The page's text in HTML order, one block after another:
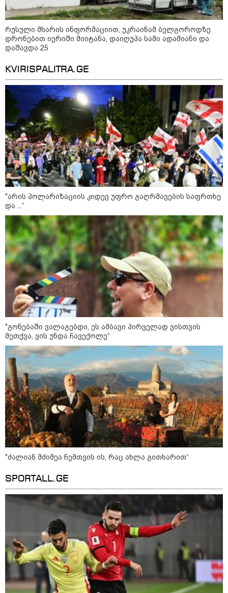
კატეგორიის ყველა სიახლე
უნცია ოქრო დღიურად 101
დოლარით გაძვირდა - რა ღირს
გრამი საქართველოში?
„ტურისტების შემცირების მთავარი
მიზეზი ალბათ, ის პრორუსული,
პროჩინური, პროირანული
ატარებს“ - ცოტნე ჯაფარიძე
„გაჩნდა მოთხოვნა სააგარაკე
მიწის ნაკვეთებზე“ - როგორ
იცვლება უძრავი ქონების ბაზარი
კონფლიქტები
12:46 / 07-08-2026
ოკუპირებულ აფხაზეთში საწვავის
დეფიციტია, კილომეტრიანი რიგები და
შეზღუდვა საწვავის ჩასხმაზე - რა
ინფორმაციას აქვეყნებს "დემოკრატიის
კვლევის ინსტიტუტი“
რუსული მხარის ინფორმაციით, უკრაინამ ბელგოროდზე
დრონებით იერიში მიიტანა, დაიღუპა სამი ადამიანი და
დაშავდა 25
KVIRISPALITRA.GE
"არის პოლარიზაციის კიდევ უფრო გაღრმავების საფრთხე
და ...“
"გონებაში ვალაგებდი, ეს ამბავი პირველად ვისთვის
მეთქვა, ვის უნდა ჩავექოლე“
"ძალიან მძიმეა ჩემთვის ის, რაც ახლა გითხარით“
SPORTALL.GE